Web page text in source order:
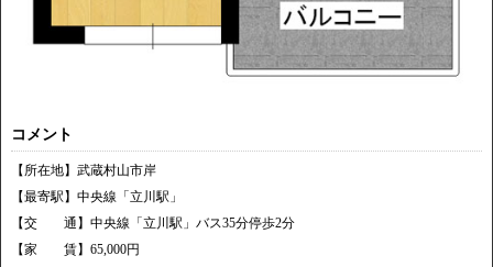
コメント
【所在地】武蔵村山市岸
【最寄駅】中央線「立川駅」
【交 通】中央線「立川駅」バス35分停歩2分
【家 賃】65,000円